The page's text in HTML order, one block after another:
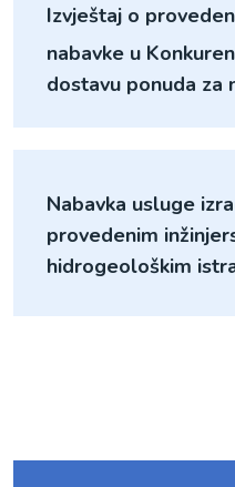
Izvještaj o
nabavke u
dostavu ponuda za
Nabavka usluge
provedenim
hidrogeološkim